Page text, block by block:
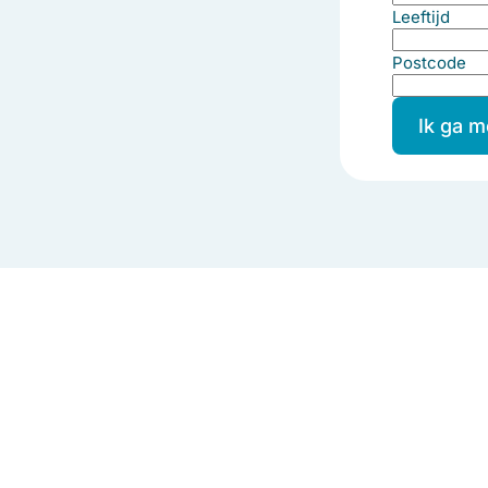
Leeftijd
Postcode
Ik ga